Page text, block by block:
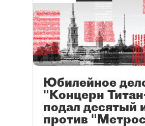
Юбилейное
"Концерн
подал десятый
против